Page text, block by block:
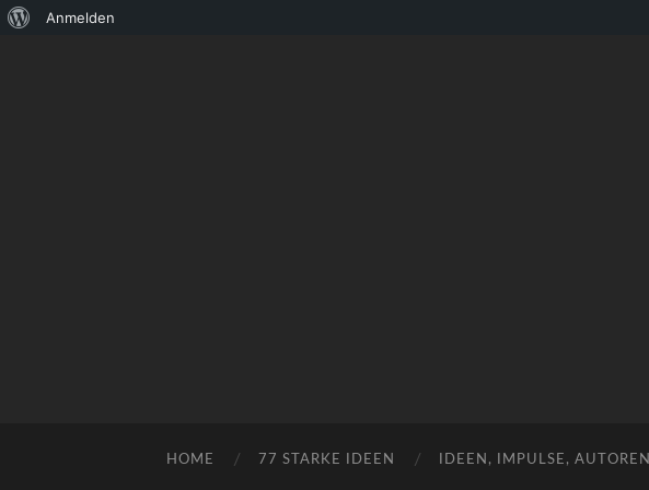
Über
Anmelden
HOME 77 STARKE IDEEN IDEEN, IMPULSE, AUTOREN